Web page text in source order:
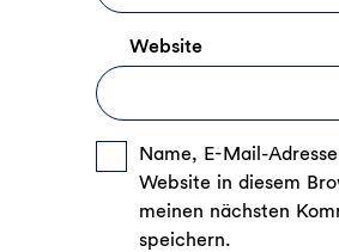
Website
Name, E-Mail-
Website in diesem
meinen nächsten
speichern.